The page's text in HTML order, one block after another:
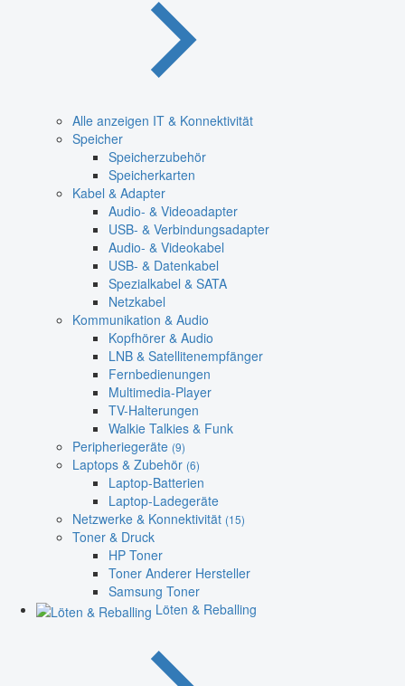
Alle anzeigen IT & Konnektivität
Speicher
Speicherzubehör
Speicherkarten
Kabel & Adapter
Audio- & Videoadapter
USB- & Verbindungsadapter
Audio- & Videokabel
USB- & Datenkabel
Spezialkabel & SATA
Netzkabel
Kommunikation & Audio
Kopfhörer & Audio
LNB & Satellitenempfänger
Fernbedienungen
Multimedia-Player
TV-Halterungen
Walkie Talkies & Funk
Peripheriegeräte (9)
Laptops & Zubehör (6)
Laptop-Batterien
Laptop-Ladegeräte
Netzwerke & Konnektivität (15)
Toner & Druck
HP Toner
Toner Anderer Hersteller
Samsung Toner
Löten & Reballing